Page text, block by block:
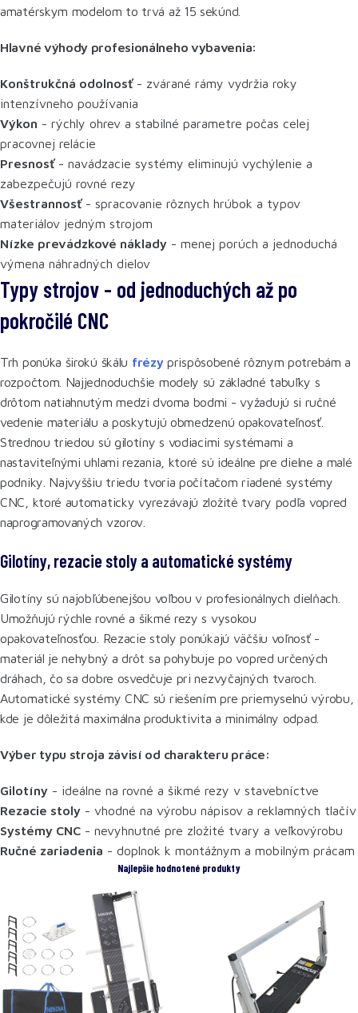
amatérskym modelom to trvá až 15 sekúnd.
Hlavné výhody profesionálneho vybavenia:
Konštrukčná odolnosť- zvárané rámy vydržia roky
intenzívneho používania
Výkon - rýchly ohrev a stabilné parametre počas celej
pracovnej relácie
Presnosť- navádzacie systémy eliminujú vychýlenie a
zabezpečujú rovné rezy
Všestrannosť- spracovanie rôznych hrúbok a typov
materiálov jedným strojom
Nízke prevádzkové náklady - menej porúch a jednoduchá
výmena náhradných dielov
Typy strojov - od jednoduchých až po
pokročilé CNC
Trh ponúka širokú škálu frézyprispôsobené rôznym potrebám a
rozpočtom. Najjednoduchšie modely sú základné tabuľky s
drôtom natiahnutým medzi dvoma bodmi - vyžadujú si ručné
vedenie materiálu a poskytujú obmedzenú opakovateľnosť.
Strednou triedou sú gilotíny s vodiacimi systémami a
nastaviteľnými uhlami rezania, ktoré sú ideálne pre dielne a malé
podniky. Najvyššiu triedu tvoria počítačom riadené systémy
CNC, ktoré automaticky vyrezávajú zložité tvary podľa vopred
naprogramovaných vzorov.
Gilotíny, rezacie stoly a automatické systémy
Gilotíny sú najobľúbenejšou voľbou v profesionálnych dielňach.
Umožňujú rýchle rovné a šikmé rezy s vysokou
opakovateľnosťou. Rezacie stoly ponúkajú väčšiu voľnosť -
materiál je nehybný a drôt sa pohybuje po vopred určených
dráhach, čo sa dobre osvedčuje pri nezvyčajných tvaroch.
Automatické systémy CNC sú riešením pre priemyselnú výrobu,
kde je dôležitá maximálna produktivita a minimálny odpad.
Výber typu stroja závisí od charakteru práce:
Gilotíny - ideálne na rovné a šikmé rezy v stavebníctve
Rezacie stoly - vhodné na výrobu nápisov a reklamných tlačív
Systémy CNC - nevyhnutné pre zložité tvary a veľkovýrobu
Ručné zariadenia - doplnok k montážnym a mobilným prácam
Najlepšie hodnotené produkty